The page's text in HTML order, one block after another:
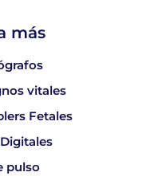
más
vitales
Fetales
pulso